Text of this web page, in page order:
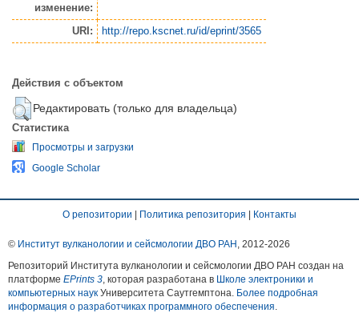
изменение:
URI: http://repo.kscnet.ru/id/eprint/3565
Действия с объектом
Редактировать (только для владельца)
Статистика
Просмотры и загрузки
Google Scholar
О репозитории | Политика репозитория | Контакты
© Институт вулканологии и сейсмологии ДВО РАН , 2012-2026
Репозиторий Института вулканологии и сейсмологии ДВО РАН создан на
платформе EPrints 3 , которая разработана в Школе электроники и
компьютерных наук Университета Саутгемптона. Более подробная
информация о разработчиках программного обеспечения